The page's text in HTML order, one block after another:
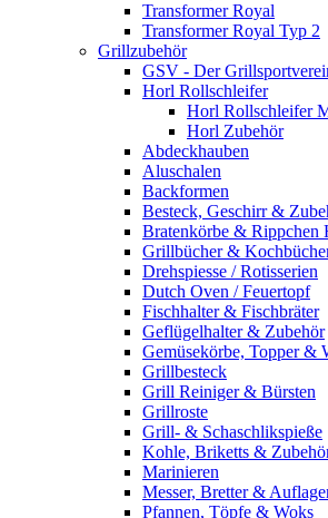
Transformer Royal
Transformer Royal Typ 2
Grillzubehör
GSV - Der
Horl Rollschleifer
Horl Rollschleifer
Horl Zubehör
Abdeckhauben
Aluschalen
Backformen
Besteck, Geschirr &
Bratenkörbe & Rippchen
Grillbücher &
Drehspiesse / Rotisserien
Dutch Oven / Feuertopf
Fischhalter & Fischbräter
Geflügelhalter & Zubehör
Gemüsekörbe, Topper &
Grillbesteck
Grill Reiniger & Bürsten
Grillroste
Grill- & Schaschlikspieße
Kohle, Briketts &
Marinieren
Messer, Bretter &
Pfannen, Töpfe & Woks